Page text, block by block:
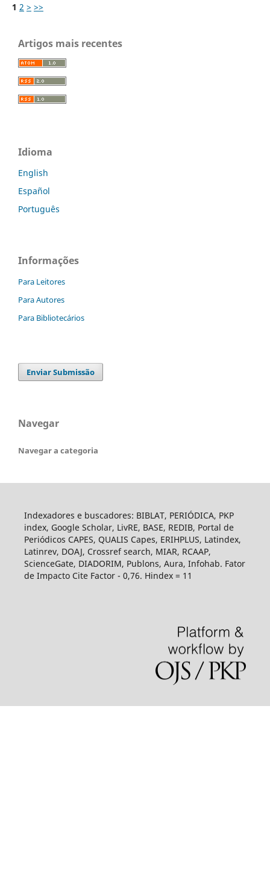
1 2 > >>
Artigos mais recentes
Idioma
English
Español
Português
Informações
Para Leitores
Para Autores
Para Bibliotecários
Enviar Submissão
Navegar
Navegar a categoria
Indexadores e buscadores: BIBLAT, PERIÓDICA, PKP
index, Google Scholar, LivRE, BASE, REDIB, Portal de
Periódicos CAPES, QUALIS Capes, ERIHPLUS, Latindex,
Latinrev, DOAJ, Crossref search, MIAR, RCAAP,
ScienceGate, DIADORIM, Publons, Aura, Infohab. Fator
de Impacto Cite Factor - 0,76. Hindex = 11